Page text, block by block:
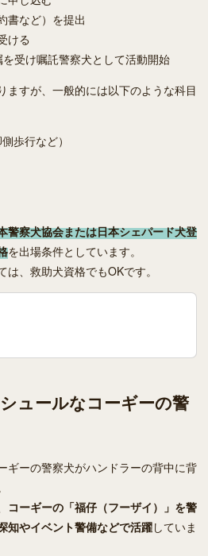
書など）を提出
ける
受け嘱託警察犬として活動開始
ますが、一般的には以下のような科目
歩行など）
警察犬協会または日本シェパード犬登
を出場条件としています。
、救助犬資格でもOKです。
ュールなコーギーの警
ギーの警察犬がハンドラーの背中に背
コーギーの「福仔（フーザイ）」を警
知やイベント警備などで活躍していま